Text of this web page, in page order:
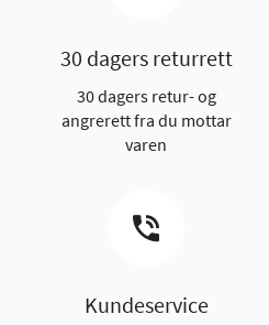
30 dagers returrett
30 dagers retur- og
angrerett fra du mottar
varen
Kundeservice